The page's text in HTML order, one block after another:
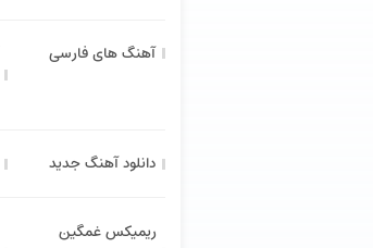
آهنگ های فارسی
دانلود آهنگ جدید
ریمیکس غمگین